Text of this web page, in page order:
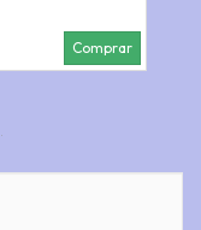
Comprar